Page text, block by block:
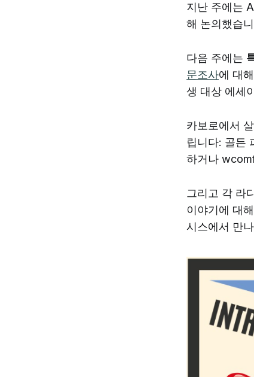
지난 주에는
해 논의했습
다음 주에는
문조사에 대
생 대상 에세
카보로에서
립니다: 골든
하거나
그리고 각 라
이야기에 대
시스에서 만